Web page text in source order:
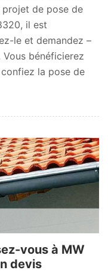
projet de pose de
il est
le et demandez –
bénéficierez
la pose de
vous à MW
devis